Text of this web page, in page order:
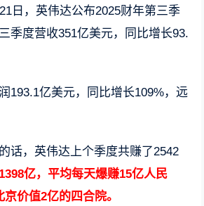
日，英伟达公布2025财年第三季
季度营收351亿美元，同比增长93.
193.1亿美元，同比增长109%，远
话，英伟达上个季度共赚了2542
亿，平均每天爆赚15亿人民
价值2亿的四合院。